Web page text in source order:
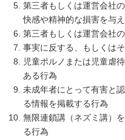
第三者もしくは運営会社
快感や精神的な損害を与
第三者もしくは運営会社
事実に反する、もしくは
児童ポルノまたは児童虐
ある行為
未成年者にとって有害と
る情報を掲載する行為
無限連鎖講（ネズミ講）
る行為